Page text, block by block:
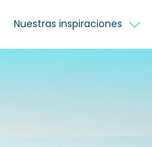
Nuestras inspiraciones